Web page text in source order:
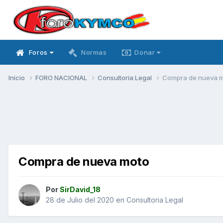
Foros Normas Donar
Inicio FORO NACIONAL Consultoria Legal Compra de nueva
Compra de nueva moto
PorSirDavid_18
28 de Julio del 2020 en Consultoria Legal